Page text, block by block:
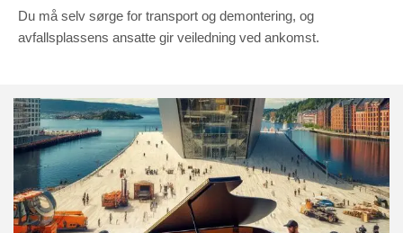
Du må selv sørge for transport og demontering, og
avfallsplassens ansatte gir veiledning ved ankomst.